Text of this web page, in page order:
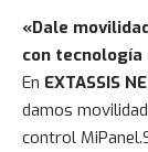
«Dale
con tecnología
En EXTASSIS
damos
control